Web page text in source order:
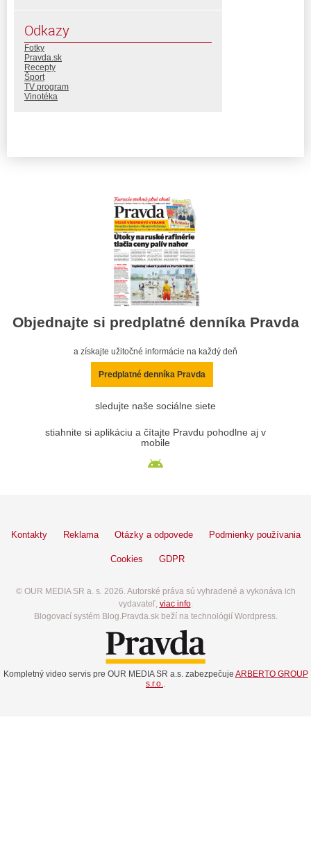
Odkazy
Fotky
Pravda.sk
Recepty
Šport
TV program
Vinotéka
Objednajte si predplatné denníka Pravda
a získajte užitočné informácie na každý deň
Predplatné denníka Pravda
sledujte naše sociálne siete
stiahnite si aplikáciu a čítajte Pravdu pohodlne aj v
mobile
Kontakty Reklama Otázky a odpovede Podmienky používania
Cookies GDPR
© OUR MEDIA SR a. s. 2026. Autorské práva sú vyhradené a vykonáva ich
vydavateľ, viac info.
Blogovací systém Blog.Pravda.sk beží na technológií Wordpress.
Kompletný video servis pre OUR MEDIA SR a.s. zabezpečuje ARBERTO GROUP
s.r.o..